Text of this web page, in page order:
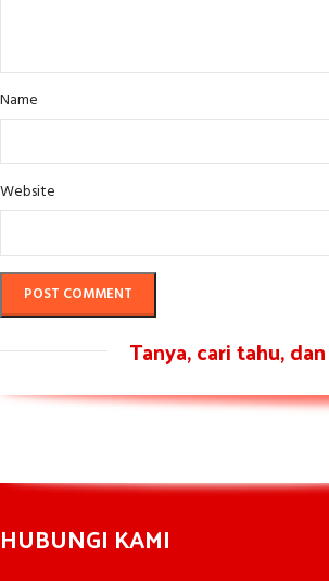
Name
Website
Tanya, cari tahu,
HUBUNGI KAMI